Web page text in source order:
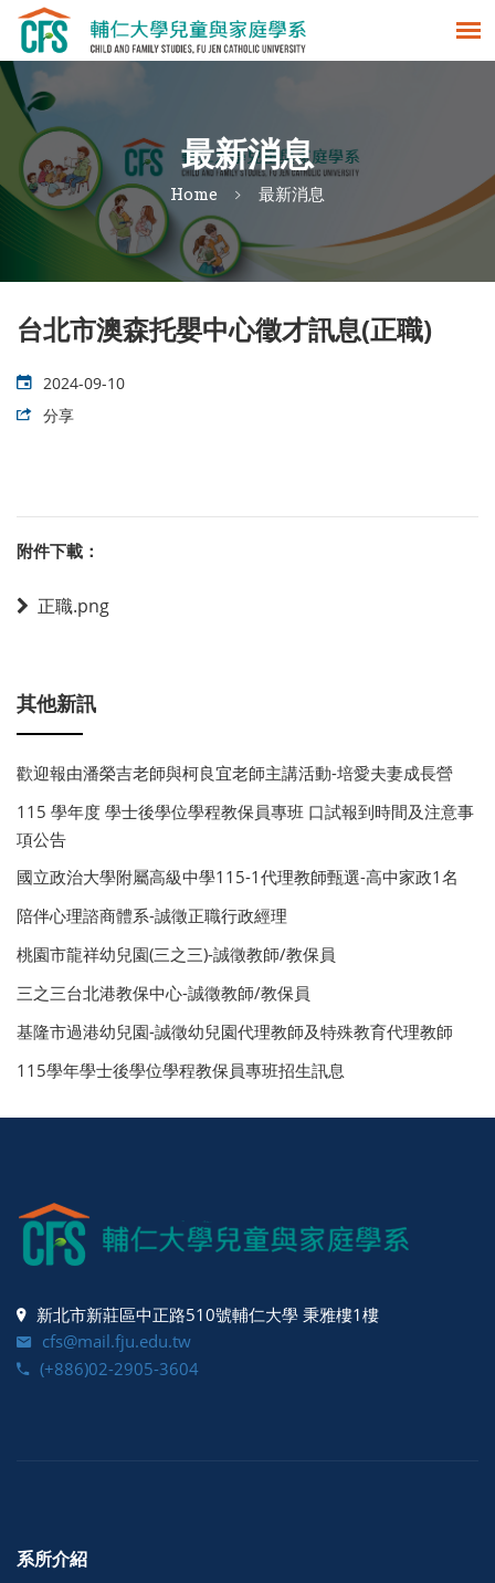
最新消息
Home 最新消息
台北市澳森托嬰中心徵才訊息(正職)
2024-09-10
分享
附件下載：
正職.png
其他新訊
歡迎報由潘榮吉老師與柯良宜老師主講活動-培愛夫妻成長營
115 學年度 學士後學位學程教保員專班 口試報到時間及注意事
項公告
國立政治大學附屬高級中學115-1代理教師甄選-高中家政1名
陪伴心理諮商體系-誠徵正職行政經理
桃園市龍祥幼兒園(三之三)-誠徵教師/教保員
三之三台北港教保中心-誠徵教師/教保員
基隆市過港幼兒園-誠徵幼兒園代理教師及特殊教育代理教師
115學年學士後學位學程教保員專班招生訊息
新北市新莊區中正路510號輔仁大學 秉雅樓1樓
cfs@mail.fju.edu.tw
(+886)02-2905-3604
系所介紹